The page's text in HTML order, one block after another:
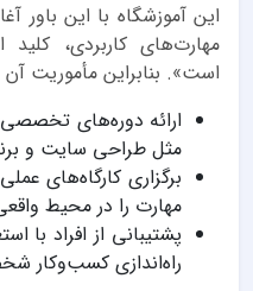
این آموزشگاه با این باور
مهارت‌های کاربردی،
است». بنابراین مأموریت
ارائه دوره‌های
مثل طراحی سایت و
برگزاری کارگاه‌های
مهارت را در محیط
پشتیبانی از افراد با
راه‌اندازی کسب‌وکار